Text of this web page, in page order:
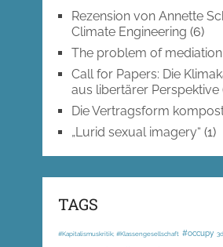
Rezension von Annette
Climate Engineering (6)
The problem of mediation
Call for Papers: Die
aus libertärer Perspektive
Die Vertragsform
„Lurid sexual imagery“ (1)
TAGS
#Kapitalismuskritik; #Klassengesellschaft #occupy